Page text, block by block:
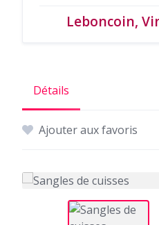
Leboncoin,
Détails
Ajouter aux favoris